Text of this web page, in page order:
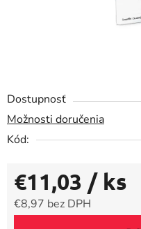
Dostupnosť
Možnosti doručenia
Kód:
€11,03 / ks
€8,97 bez DPH